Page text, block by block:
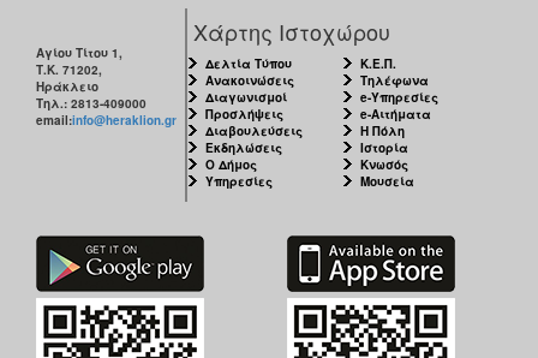
Αγίου Τίτου 1,
Τ.Κ. 71202,
Ηράκλειο
Τηλ.: 2813-409000
email:info@heraklion.gr
Χάρτης Ιστοχώρου
Δελτία Τύπου
Ανακοινώσεις
Διαγωνισμοί
Προσλήψεις
Διαβουλεύσεις
Εκδηλώσεις
Ο Δήμος
Υπηρεσίες
Κ.Ε.Π.
Τηλέφωνα
e-Υπηρεσίες
e-Αιτήματα
Η Πόλη
Ιστορία
Κνωσός
Μουσεία